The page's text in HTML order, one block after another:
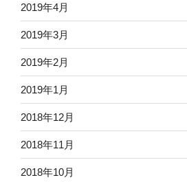
2019年4月
2019年3月
2019年2月
2019年1月
2018年12月
2018年11月
2018年10月